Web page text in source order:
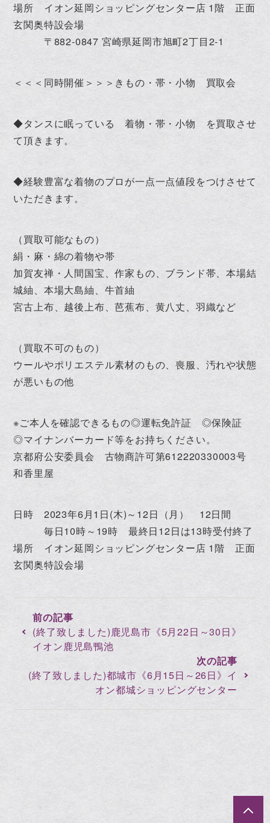
場所 イオン延岡ショッピングセンター店 1階 正面
玄関奥特設会場
〒882-0847 宮崎県延岡市旭町2丁目2-1
＜＜＜同時開催＞＞＞きもの・帯・小物 買取会
◆タンスに眠っている 着物・帯・小物 を買取させ
て頂きます。
◆経験豊富な着物のプロが一点一点値段をつけさせて
いただきます。
（買取可能なもの）
絹・麻・綿の着物や帯
加賀友禅・人間国宝、作家もの、ブランド帯、本場結
城紬、本場大島紬、牛首紬
宮古上布、越後上布、芭蕉布、黄八丈、羽織など
（買取不可のもの）
ウールやポリエステル素材のもの、喪服、汚れや状態
が悪いもの他
※ご本人を確認できるもの◎運転免許証 ◎保険証
◎マイナンバーカード等をお持ちください。
京都府公安委員会 古物商許可第612220330003号
和香里屋
日時 2023年6月1日(木)～12日（月） 12日間
毎日10時～19時 最終日12日は13時受付終了
場所 イオン延岡ショッピングセンター店 1階 正面
玄関奥特設会場
(終了致しました)鹿児島市《5月22日～30日》
イオン鹿児島鴨池
(終了致しました)都城市《6月15日～26日》イ
オン都城ショッピングセンター